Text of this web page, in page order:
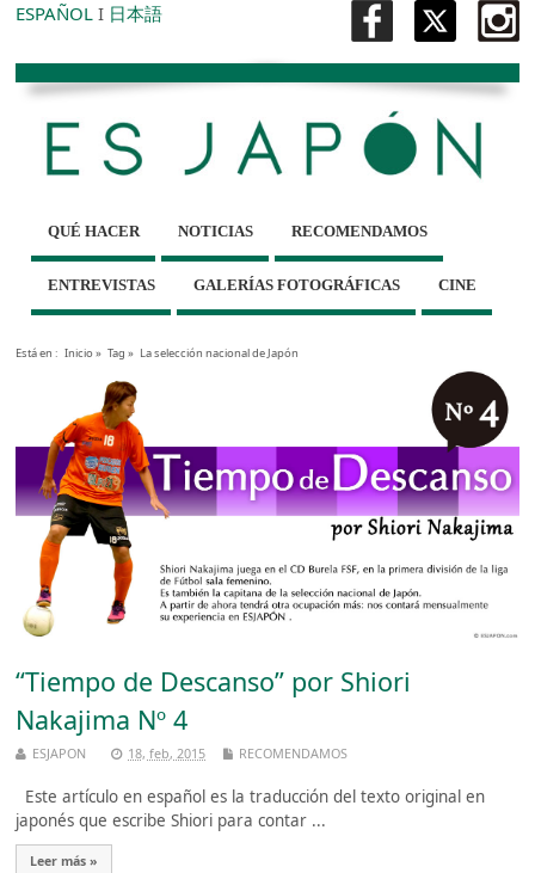
ESPAÑOL I 日本語
QUÉ HACER NOTICIAS RECOMENDAMOS
ENTREVISTAS GALERÍAS FOTOGRÁFICAS CINE
Está en : Inicio» Tag » La selección nacional de Japón
“Tiempo de Descanso” por Shiori
Nakajima Nº 4
ESJAPON 18, feb, 2015 RECOMENDAMOS
Este artículo en español es la traducción del texto original en
japonés que escribe Shiori para contar ...
Leer más »